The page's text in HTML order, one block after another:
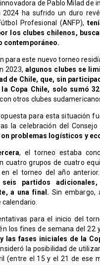
de Pablo Milad de
2024 ha sufrido un duro
Profesional (ANFP),
los clubes chilenos,
contemporáneo.
para este nuevo torneo
2023, algunos clubes se
de Chile, que, sin
la Copa Chile, solo sumó
otros clubes
para esta situación
la celebración del
problemas logísticos y
, el torneo estaba
cuatro grupos de cuatro
el torneo del año anterior.
seis partidos
a una final. Sin embargo,
calendario.
para el inicio del
los fines de semana del 22
las fases iniciales de la
la posibilidad de
(entre el 15 y el 21 de ese